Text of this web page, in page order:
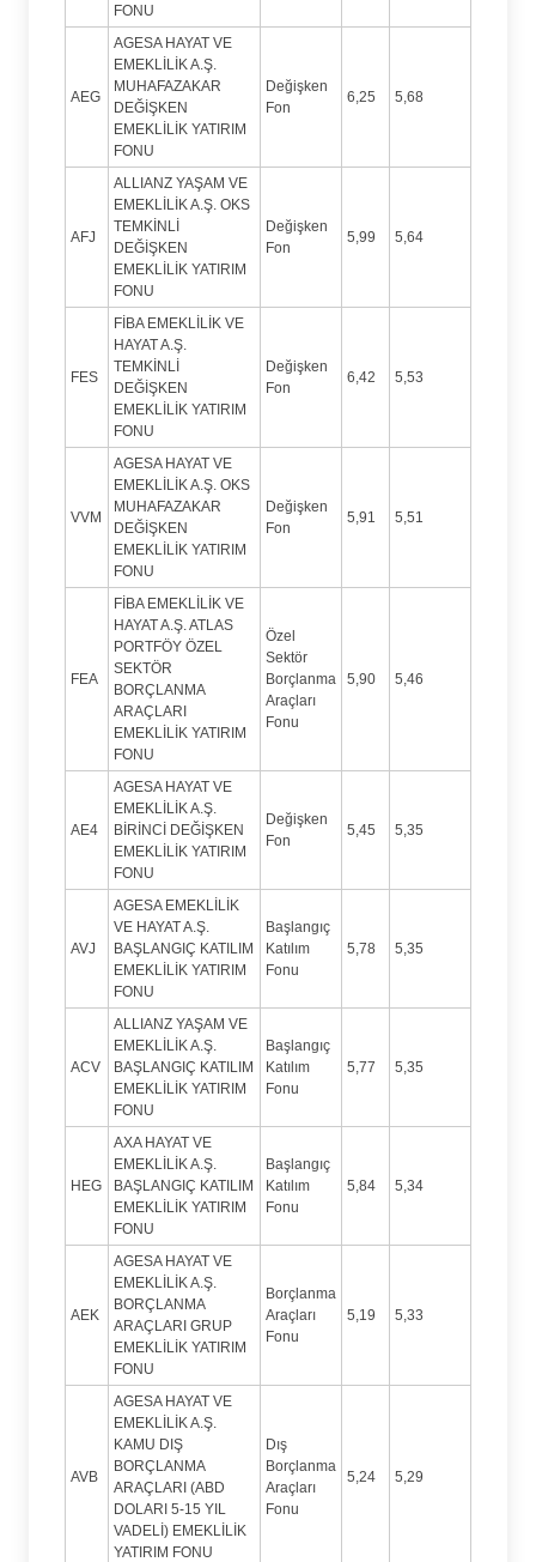
FONU
AEG
AGESA HAYAT VE
EMEKLİLİK A.Ş.
MUHAFAZAKAR
DEĞİŞKEN
EMEKLİLİK YATIRIM
FONU
Değişken
Fon
6,25 5,68
AFJ
ALLIANZ YAŞAM VE
EMEKLİLİK A.Ş. OKS
TEMKİNLİ
DEĞİŞKEN
EMEKLİLİK YATIRIM
FONU
Değişken
Fon
5,99 5,64
FES
FİBA EMEKLİLİK VE
HAYAT A.Ş.
TEMKİNLİ
DEĞİŞKEN
EMEKLİLİK YATIRIM
FONU
Değişken
Fon
6,42 5,53
VVM
AGESA HAYAT VE
EMEKLİLİK A.Ş. OKS
MUHAFAZAKAR
DEĞİŞKEN
EMEKLİLİK YATIRIM
FONU
Değişken
Fon
5,91 5,51
FEA
FİBA EMEKLİLİK VE
HAYAT A.Ş. ATLAS
PORTFÖY ÖZEL
SEKTÖR
BORÇLANMA
ARAÇLARI
EMEKLİLİK YATIRIM
FONU
Özel
Sektör
Borçlanma
Araçları
Fonu
5,90 5,46
AE4
AGESA HAYAT VE
EMEKLİLİK A.Ş.
BİRİNCİ DEĞİŞKEN
EMEKLİLİK YATIRIM
FONU
Değişken
Fon
5,45 5,35
AVJ
AGESA EMEKLİLİK
VE HAYAT A.Ş.
BAŞLANGIÇ KATILIM
EMEKLİLİK YATIRIM
FONU
Başlangıç
Katılım
Fonu
5,78 5,35
ACV
ALLIANZ YAŞAM VE
EMEKLİLİK A.Ş.
BAŞLANGIÇ KATILIM
EMEKLİLİK YATIRIM
FONU
Başlangıç
Katılım
Fonu
5,77 5,35
HEG
AXA HAYAT VE
EMEKLİLİK A.Ş.
BAŞLANGIÇ KATILIM
EMEKLİLİK YATIRIM
FONU
Başlangıç
Katılım
Fonu
5,84 5,34
AEK
AGESA HAYAT VE
EMEKLİLİK A.Ş.
BORÇLANMA
ARAÇLARI GRUP
EMEKLİLİK YATIRIM
FONU
Borçlanma
Araçları
Fonu
5,19 5,33
AVB
AGESA HAYAT VE
EMEKLİLİK A.Ş.
KAMU DIŞ
BORÇLANMA
ARAÇLARI (ABD
DOLARI 5-15 YIL
VADELİ) EMEKLİLİK
YATIRIM FONU
Dış
Borçlanma
Araçları
Fonu
5,24 5,29